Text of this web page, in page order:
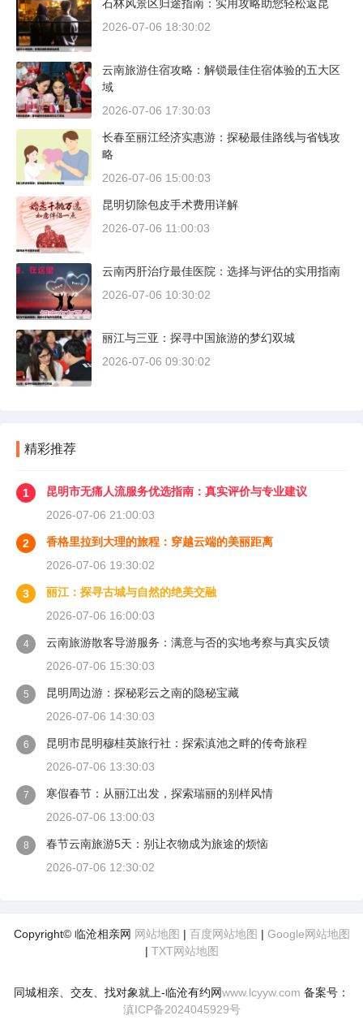
石林风景区归途指南：实用攻略助您轻松返昆
2026-07-06 18:30:02
云南旅游住宿攻略：解锁最佳住宿体验的五大区
域
2026-07-06 17:30:03
长春至丽江经济实惠游：探秘最佳路线与省钱攻
略
2026-07-06 15:00:03
昆明切除包皮手术费用详解
2026-07-06 11:00:03
云南丙肝治疗最佳医院：选择与评估的实用指南
2026-07-06 10:30:02
丽江与三亚：探寻中国旅游的梦幻双城
2026-07-06 09:30:02
精彩推荐
1
昆明市无痛人流服务优选指南：真实评价与专业建议
2026-07-06 21:00:03
2
香格里拉到大理的旅程：穿越云端的美丽距离
2026-07-06 19:30:02
3
丽江：探寻古城与自然的绝美交融
2026-07-06 16:00:03
4
云南旅游散客导游服务：满意与否的实地考察与真实反馈
2026-07-06 15:30:03
5
昆明周边游：探秘彩云之南的隐秘宝藏
2026-07-06 14:30:03
6
昆明市昆明穆桂英旅行社：探索滇池之畔的传奇旅程
2026-07-06 13:30:03
7
寒假春节：从丽江出发，探索瑞丽的别样风情
2026-07-06 13:00:03
8
春节云南旅游5天：别让衣物成为旅途的烦恼
2026-07-06 12:30:02
Copyright© 临沧相亲网 网站地图 | 百度网站地图 | Google网站地图
| TXT网站地图
同城相亲、交友、找对象就上-临沧有约网www.lcyyw.com 备案号：
滇ICP备2024045929号